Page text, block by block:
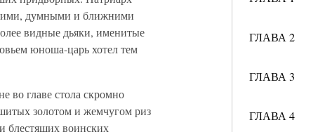
ГЛАВА 2
ГЛАВА 3
ГЛАВА 4
думными и ближними
видные дьяки, именитые
юноша-царь хотел тем
во главе стола скромно
золотом и жемчугом риз
блестящих воинских